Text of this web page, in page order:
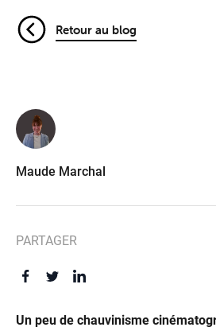
Un peu de chauvinisme
Retour au blog
Maude Marchal
PARTAGER